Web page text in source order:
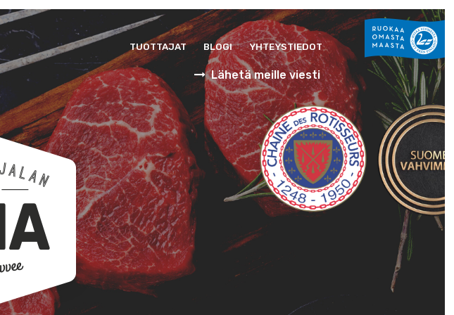
TUOTTAJAT BLOGI YHTEYSTIEDOT
Lähetä meille viesti